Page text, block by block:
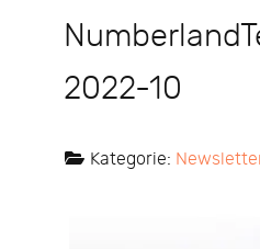
2022-10
Kategorie: